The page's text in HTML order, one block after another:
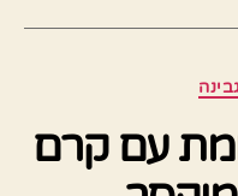
עם קרם